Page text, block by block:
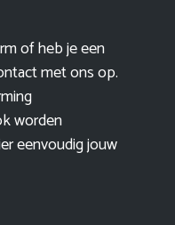
of heb je een
met ons op.
worden
eenvoudigjouw